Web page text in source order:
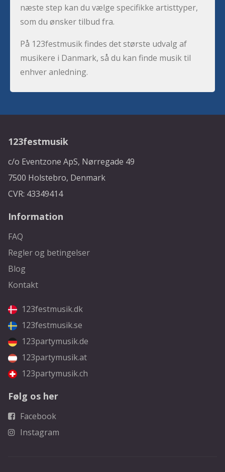
næste step kan du vælge specifikke artisttyper,
som du ønsker tilbud fra.
På 123festmusik findes det største udvalg af
musikere i Danmark, så du kan finde musik til
enhver anledning.
123festmusik
c/o Eventzone ApS, Nørregade 49
7500 Holstebro, Denmark
CVR: 43349414
Information
FAQ
Regler og betingelser
Blog
Kontakt
123festmusik.dk
123festmusik.se
123partymusik.de
123partymusik.at
123partymusik.ch
Følg os her
Facebook
Instagram